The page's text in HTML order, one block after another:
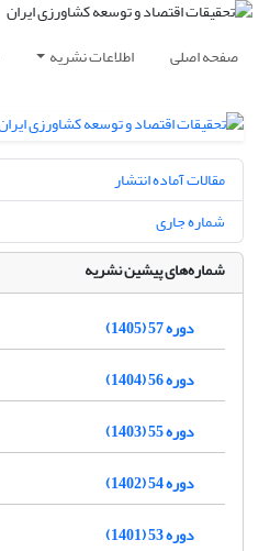
صفحه اصلی اطلاعات نشریه
مقالات آماده انتشار
شماره جاری
شماره‌های پیشین نشریه
دوره 57 (1405)
دوره 56 (1404)
دوره 55 (1403)
دوره 54 (1402)
دوره 53 (1401)